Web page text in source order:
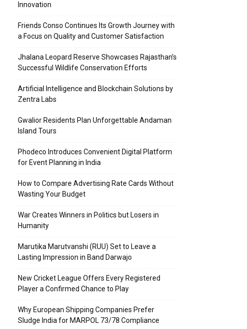
Innovation
Friends Conso Continues Its Growth Journey with
a Focus on Quality and Customer Satisfaction
Jhalana Leopard Reserve Showcases Rajasthan’s
Successful Wildlife Conservation Efforts
Artificial Intelligence and Blockchain Solutions by
Zentra Labs
Gwalior Residents Plan Unforgettable Andaman
Island Tours
Phodeco Introduces Convenient Digital Platform
for Event Planning in India
How to Compare Advertising Rate Cards Without
Wasting Your Budget
War Creates Winners in Politics but Losers in
Humanity
Marutika Marutvanshi (RUU) Set to Leave a
Lasting Impression in Band Darwajo
New Cricket League Offers Every Registered
Player a Confirmed Chance to Play
Why European Shipping Companies Prefer
Sludge India for MARPOL 73/78 Compliance